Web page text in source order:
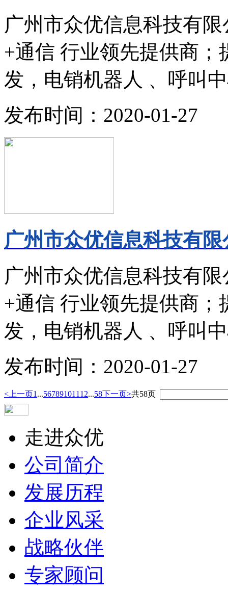
广州市众优信息科技有
+通信 行业领先提供商
发，电销机器人 、呼叫
发布时间：2020-01-27
广州市众优信息科技有
广州市众优信息科技有
+通信 行业领先提供商
发，电销机器人 、呼叫
发布时间：2020-01-27
<上一页1 ...567891011 12...58下一页>共58页
走进众优
公司简介
发展历程
企业风采
战略伙伴
专家顾问